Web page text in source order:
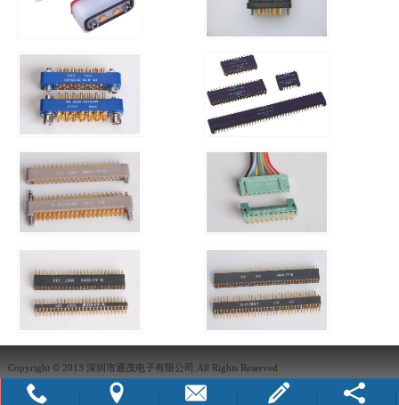
Copyright © 2013 深圳市通茂电子有限公司.All Rights Reserved
犀牛云提供企业云服务